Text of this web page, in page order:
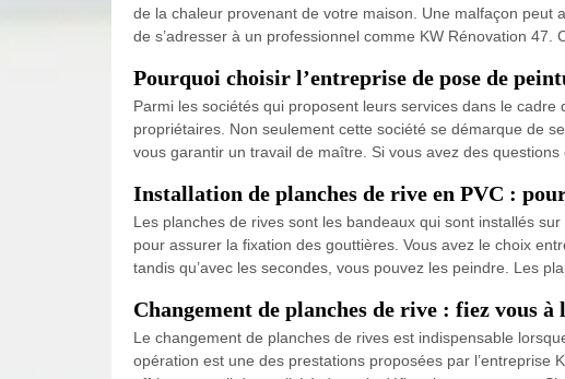
de la chaleur provenant de votre maison. Une malfaçon peut
de s’adresser à un professionnel comme KW Rénovation
Pourquoi choisir l’entreprise de pose de
Parmi les sociétés qui proposent leurs services dans le
propriétaires. Non seulement cette société se démarque de
vous garantir un travail de maître. Si vous avez des
Installation de planches de rive en PVC :
Les planches de rives sont les bandeaux qui sont installés
pour assurer la fixation des gouttières. Vous avez le choix
tandis qu’avec les secondes, vous pouvez les peindre. Les
Changement de planches de rive : fiez vous
Le changement de planches de rives est indispensable
opération est une des prestations proposées par l’entreprise